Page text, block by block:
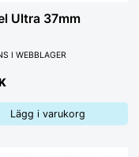
Ultra 37mm
I WEBBLAGER
Lägg i varukorg